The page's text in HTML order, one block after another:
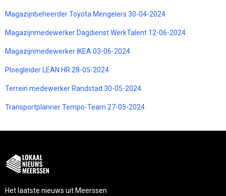
Magazijnbeheerder Toyota Mengelers 30-04-2024
Magazijnmedewerker Dagdienst WerkTalent 12-06-2024
Magazijnmedewerker IKEA 03-06-2024
Ploegleider LEAN HR 28-05-2024
Terrein medewerker Randstad 30-05-2024
Transportplanner Tempo-Team 27-05-2024
Het laatste nieuws uit Meerssen